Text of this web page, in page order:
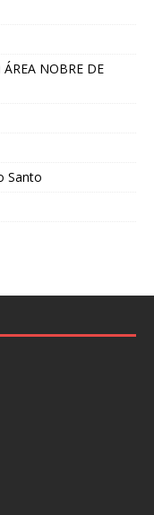
NOBRE DE
Santo